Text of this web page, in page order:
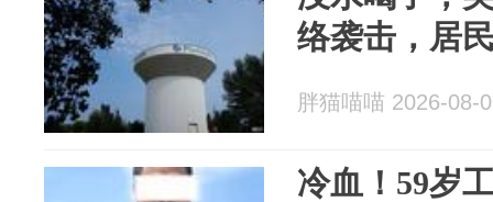
络袭击，居
胖猫喵喵 2026-08-
冷血！59岁